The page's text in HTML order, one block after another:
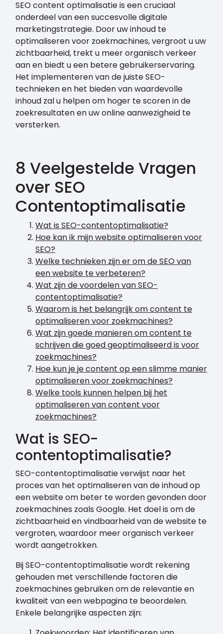
SEO content optimalisatie is een cruciaal
onderdeel van een succesvolle digitale
marketingstrategie. Door uw inhoud te
optimaliseren voor zoekmachines, vergroot u uw
zichtbaarheid, trekt u meer organisch verkeer
aan en biedt u een betere gebruikerservaring.
Het implementeren van de juiste SEO-
technieken en het bieden van waardevolle
inhoud zal u helpen om hoger te scoren in de
zoekresultaten en uw online aanwezigheid te
versterken.
8 Veelgestelde Vragen
over SEO
Contentoptimalisatie
Wat is SEO-contentoptimalisatie?
Hoe kan ik mijn website optimaliseren voor
SEO?
Welke technieken zijn er om de SEO van
een website te verbeteren?
Wat zijn de voordelen van SEO-
contentoptimalisatie?
Waarom is het belangrijk om content te
optimaliseren voor zoekmachines?
Wat zijn goede manieren om content te
schrijven die goed geoptimaliseerd is voor
zoekmachines?
Hoe kun je je content op een slimme manier
optimaliseren voor zoekmachines?
Welke tools kunnen helpen bij het
optimaliseren van content voor
zoekmachines?
Wat is SEO-
contentoptimalisatie?
SEO-contentoptimalisatie verwijst naar het
proces van het optimaliseren van de inhoud op
een website om beter te worden gevonden door
zoekmachines zoals Google. Het doel is om de
zichtbaarheid en vindbaarheid van de website te
vergroten, waardoor meer organisch verkeer
wordt aangetrokken.
Bij SEO-contentoptimalisatie wordt rekening
gehouden met verschillende factoren die
zoekmachines gebruiken om de relevantie en
kwaliteit van een webpagina te beoordelen.
Enkele belangrijke aspecten zijn: